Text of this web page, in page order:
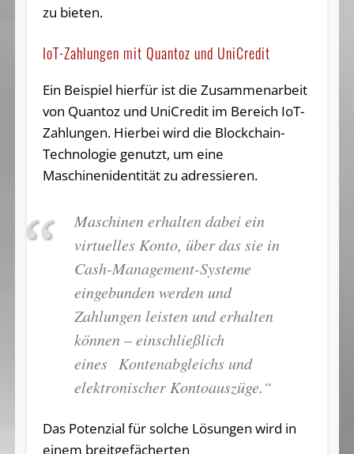
zu bieten.
IoT-Zahlungen mit Quantoz und UniCredit
Ein Beispiel hierfür ist die Zusammenarbeit
von Quantoz und UniCredit im Bereich IoT-
Zahlungen. Hierbei wird die Blockchain-
Technologie genutzt, um eine
Maschinenidentität zu adressieren.
Maschinen erhalten dabei ein
virtuelles Konto, über das sie in
Cash-Management-Systeme
eingebunden werden und
Zahlungen leisten und erhalten
können – einschließlich
eines Kontenabgleichs und
elektronischer Kontoauszüge.“
Das Potenzial für solche Lösungen wird in
einem breitgefächerten